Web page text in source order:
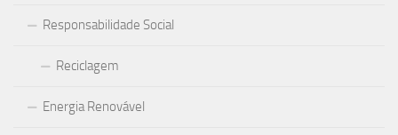
Responsabilidade Social
Reciclagem
Energia Renovável